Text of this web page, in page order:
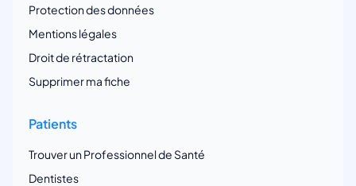
Protection des données
Mentions légales
Droit de rétractation
Supprimer ma fiche
Patients
Trouver un Professionnel de Santé
Dentistes